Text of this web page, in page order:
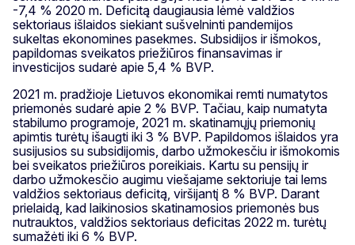
-7,4 % 2020 m. Deficitą daugiausia lėmė valdžios
sektoriaus išlaidos siekiant sušvelninti pandemijos
sukeltas ekonomines pasekmes. Subsidijos ir išmokos,
papildomas sveikatos priežiūros finansavimas ir
investicijos sudarė apie 5,4 % BVP.
2021 m. pradžioje Lietuvos ekonomikai remti numatytos
priemonės sudarė apie 2 % BVP. Tačiau, kaip numatyta
stabilumo programoje, 2021 m. skatinamųjų priemonių
apimtis turėtų išaugti iki 3 % BVP. Papildomos išlaidos yra
susijusios su subsidijomis, darbo užmokesčiu ir išmokomis
bei sveikatos priežiūros poreikiais. Kartu su pensijų ir
darbo užmokesčio augimu viešajame sektoriuje tai lems
valdžios sektoriaus deficitą, viršijantį 8 % BVP. Darant
prielaidą, kad laikinosios skatinamosios priemonės bus
nutrauktos, valdžios sektoriaus deficitas 2022 m. turėtų
sumažėti iki 6 % BVP.